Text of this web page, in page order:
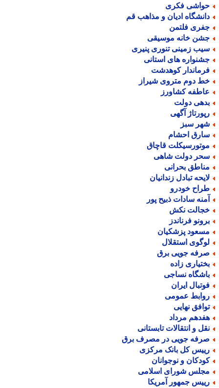
فکری
ادیان و مذاهب قم
فلتمن
خانه موسیقی
زمینی تنوری پنیری
های استانی
کوهدشت
دوم متروی شیراز
کشاورز
دولت
آگهی
سبز
احشام
قاچاق
دولت شاهی
بحرانی
تبادل زندانیان
خودرو
سادات ذبیح پور
نکش
فرناندز
پزشکیان
استقلال
جویی برق
زاده
نساجی
ایران
عمومی
نهایی
مرداد
و انتقالات تابستانی
جویی در مصرف برق
کل بانک مرکزی
و نوجوانان
شورای اسلامی
جمهور آمریکا